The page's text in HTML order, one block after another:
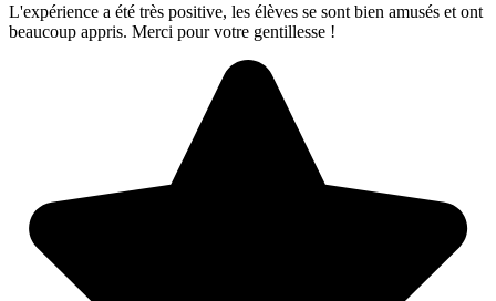
L'expérience a été très positive, les élèves se sont bien amusés et ont
beaucoup appris. Merci pour votre gentillesse !